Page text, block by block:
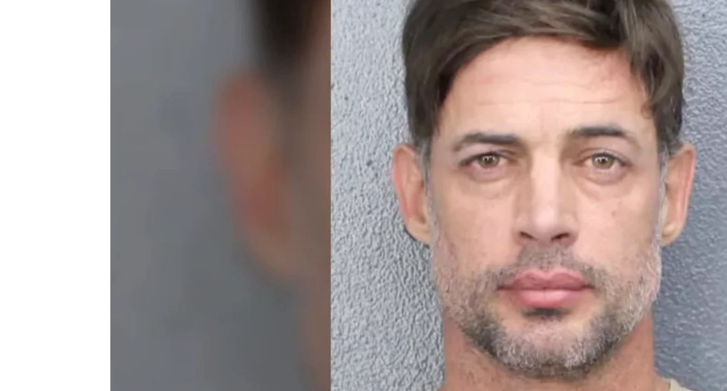
Elizabeth Gutiérrez reacciona a las duras palabras de William Levy sobre su
17 de abril de 2025, 12:35
WhatsappFacebook
X
el actorWilliam Levy fue detenido por la policía